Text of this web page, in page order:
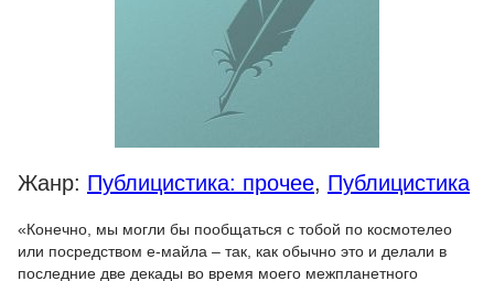
Жанр: Публицистика: прочее, Публицистика
«Конечно, мы могли бы пообщаться с тобой по космотелео
или посредством е-майла – так, как обычно это и делали в
последние две декады во время моего межпланетного